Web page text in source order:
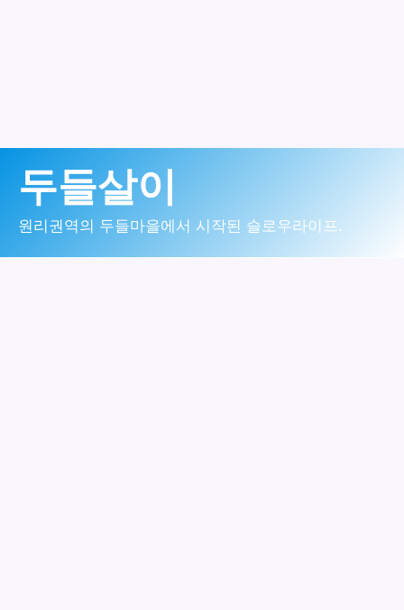
로
두들살이
원리권역의 두들마을에서 시작된 슬로우라이프.